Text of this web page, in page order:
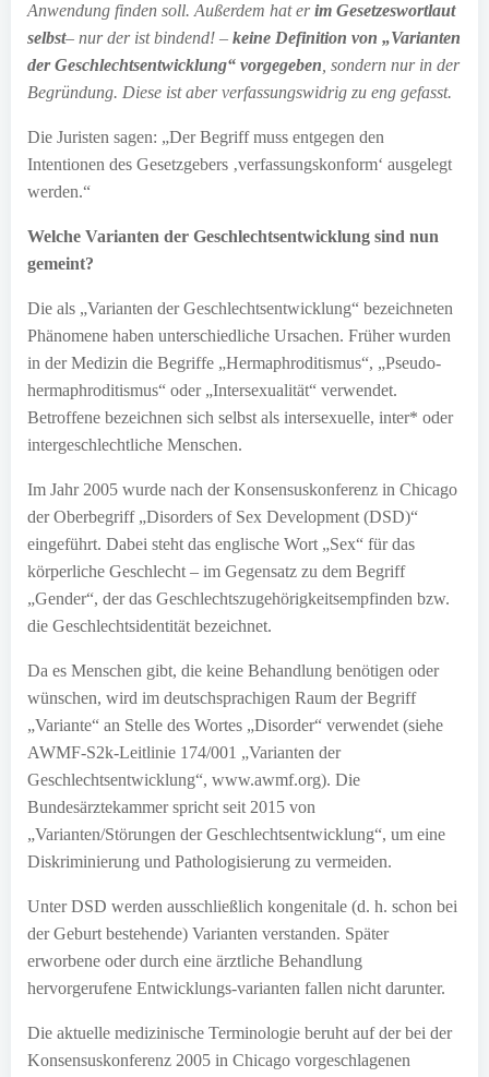
Anwendung finden soll. Außerdem hat erim Gesetzeswortlaut
selbst– nur der ist bindend! – keine Definition von „Varianten
der Geschlechtsentwicklung“ vorgegeben, sondern nur in der
Begründung. Diese ist aber verfassungswidrig zu eng gefasst.
Die Juristen sagen: „Der Begriff muss entgegen den
Intentionen des Gesetzgebers ‚verfassungskonform‘ ausgelegt
werden.“
Welche Varianten der Geschlechtsentwicklung sind nun
gemeint?
Die als „Varianten der Geschlechtsentwicklung“ bezeichneten
Phänomene haben unterschiedliche Ursachen. Früher wurden
in der Medizin die Begriffe „Hermaphroditismus“, „Pseudo-
hermaphroditismus“ oder „Intersexualität“ verwendet.
Betroffene bezeichnen sich selbst als intersexuelle, inter* oder
intergeschlechtliche Menschen.
Im Jahr 2005 wurde nach der Konsensuskonferenz in Chicago
der Oberbegriff „Disorders of Sex Development (DSD)“
eingeführt. Dabei steht das englische Wort „Sex“ für das
körperliche Geschlecht – im Gegensatz zu dem Begriff
„Gender“, der das Geschlechtszugehörigkeitsempfinden bzw.
die Geschlechtsidentität bezeichnet.
Da es Menschen gibt, die keine Behandlung benötigen oder
wünschen, wird im deutschsprachigen Raum der Begriff
„Variante“ an Stelle des Wortes „Disorder“ verwendet (siehe
AWMF-S2k-Leitlinie 174/001 „Varianten der
Geschlechtsentwicklung“, www.awmf.org). Die
Bundesärztekammer spricht seit 2015 von
„Varianten/Störungen der Geschlechtsentwicklung“, um eine
Diskriminierung und Pathologisierung zu vermeiden.
Unter DSD werden ausschließlich kongenitale (d. h. schon bei
der Geburt bestehende) Varianten verstanden. Später
erworbene oder durch eine ärztliche Behandlung
hervorgerufene Entwicklungs-varianten fallen nicht darunter.
Die aktuelle medizinische Terminologie beruht auf der bei der
Konsensuskonferenz 2005 in Chicago vorgeschlagenen